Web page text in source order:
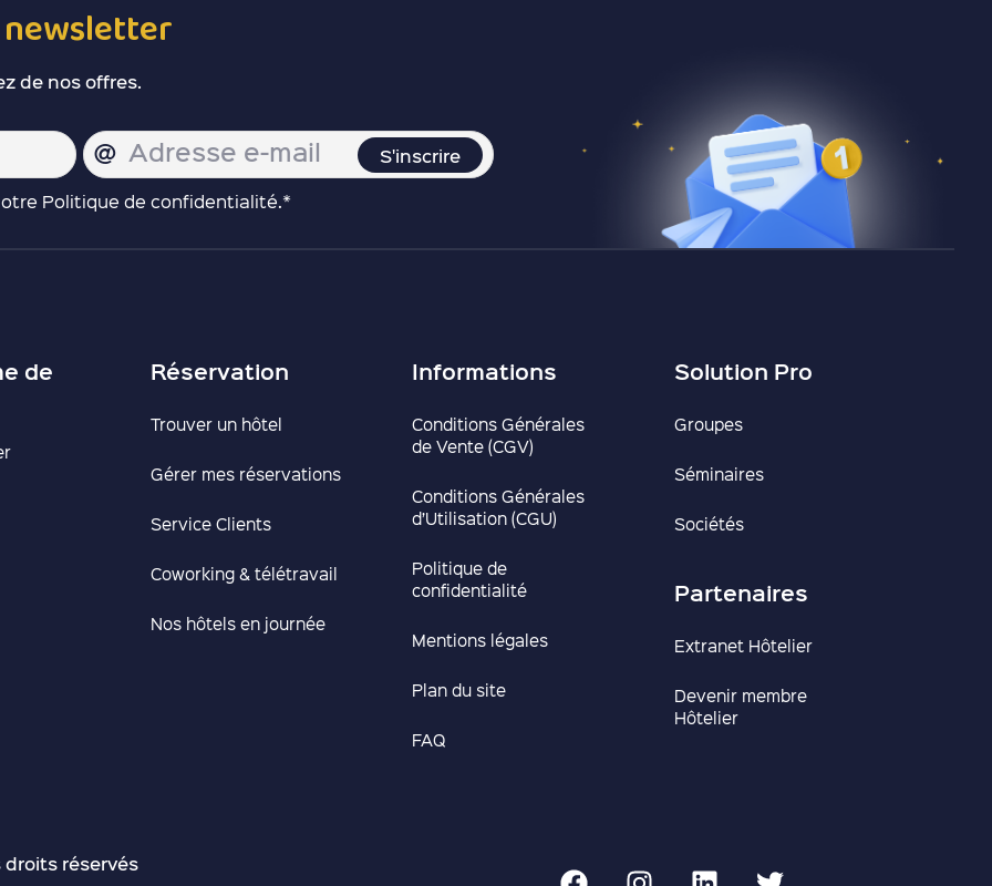
newsletter
de nos offres.
Politique de confidentialité.*
de Réservation
Trouver un hôtel
Gérer mes réservations
Service Clients
Coworking & télétravail
Nos hôtels en journée
Informations
Conditions Générales
de Vente (CGV)
Conditions Générales
d’Utilisation (CGU)
Politique de
confidentialité
Mentions légales
Plan du site
FAQ
Solution Pro
Groupes
Séminaires
Sociétés
Partenaires
Extranet Hôtelier
Devenir membre
Hôtelier
réservés